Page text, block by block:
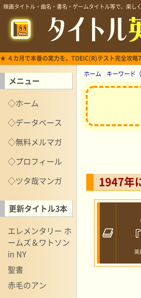
映画タイトル・曲名・書名・ゲームタイトル等で、楽し
★ ４カ月で本番の実力を。TOEIC(R)テスト完全攻略
メニュー
◇ホーム
◇データベース
◇無料メルマガ
◇プロフィール
◇ツタ哉マンガ
更新タイトル3本
エレメンタリー ホ
ームズ＆ワトソン
in NY
聖書
赤毛のアン
ホーム キーワード（
1947年